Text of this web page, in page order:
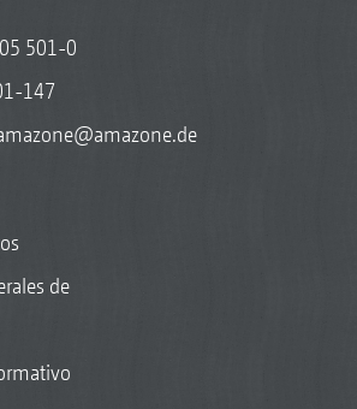
501-0
147
de